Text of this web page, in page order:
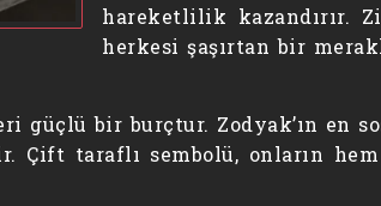
hareketlilik kazandırır.
herkesi şaşırtan bir
güçlü bir burçtur. Zodyak’ın en
taraflı sembolü, onların